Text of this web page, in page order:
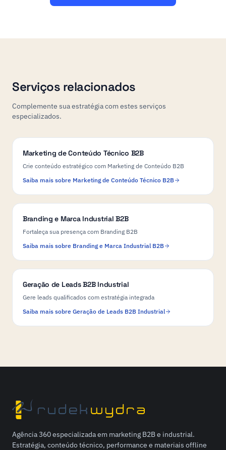
Serviços relacionados
Complemente sua estratégia com estes serviços
especializados.
Marketing de Conteúdo Técnico B2B
Crie conteúdo estratégico com Marketing de Conteúdo B2B
Saiba mais sobre Marketing de Conteúdo Técnico B2B
Branding e Marca Industrial B2B
Fortaleça sua presença com Branding B2B
Saiba mais sobre Branding e Marca Industrial B2B
Geração de Leads B2B Industrial
Gere leads qualificados com estratégia integrada
Saiba mais sobre Geração de Leads B2B Industrial
Agência 360 especializada em marketing B2B e industrial.
Estratégia, conteúdo técnico, performance e materiais offline